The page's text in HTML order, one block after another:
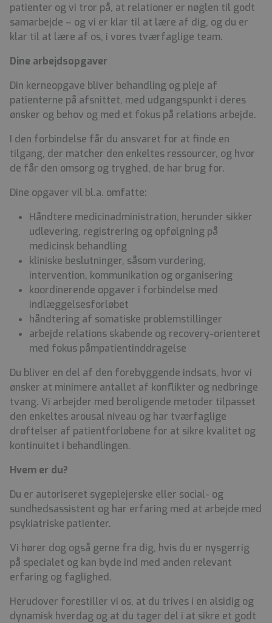
patienter og vi tror på, at relationer er nøglen til godt
samarbejde – og vi er klar til at lære af dig, og du er
klar til at lære af os, i vores tværfaglige team.
Dine arbejdsopgaver
Din kerneopgave bliver behandling og pleje af
patienterne på afsnittet, med udgangspunkt i deres
ønsker og behov og med et fokus på relations arbejde.
I den forbindelse får du ansvaret for at finde en
tilgang, der matcher den enkeltes ressourcer, og hvor
de får den omsorg og tryghed, de har brug for.
Dine opgaver vil bl.a. omfatte:
Håndtere medicinadministration, herunder sikker
udlevering, registrering og opfølgning på
medicinsk behandling
kliniske beslutninger, såsom vurdering,
intervention, kommunikation og organisering
koordinerende opgaver i forbindelse med
indlæggelsesforløbet
håndtering af somatiske problemstillinger
arbejde relations skabende og recovery-orienteret
med fokus påmpatientinddragelse
Du bliver en del af den forebyggende indsats, hvor vi
ønsker at minimere antallet af konflikter og nedbringe
tvang. Vi arbejder med beroligende metoder tilpasset
den enkeltes arousal niveau og har tværfaglige
drøftelser af patientforløbene for at sikre kvalitet og
kontinuitet i behandlingen.
Hvem er du?
Du er autoriseret sygeplejerske eller social- og
sundhedsassistent og har erfaring med at arbejde med
psykiatriske patienter.
Vi hører dog også gerne fra dig, hvis du er nysgerrig
på specialet og kan byde ind med anden relevant
erfaring og faglighed.
Herudover forestiller vi os, at du trives i en alsidig og
dynamisk hverdag og at du tager del i at sikre et godt